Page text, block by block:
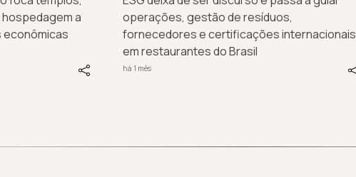
hospedagem a
econômicas
operações, gestão de resíduos,
fornecedores e certificações internacionais
em restaurantes do Brasil
há 1 mês